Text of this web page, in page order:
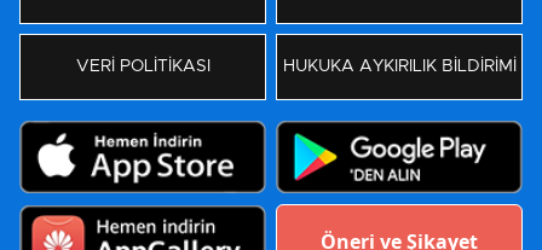
VERİ POLİTİKASI HUKUKA AYKIRILIK BİLDİRİMİ
Öneri ve Şikayet